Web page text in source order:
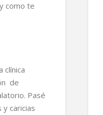
como te
clínica
de
Pasé
caricias